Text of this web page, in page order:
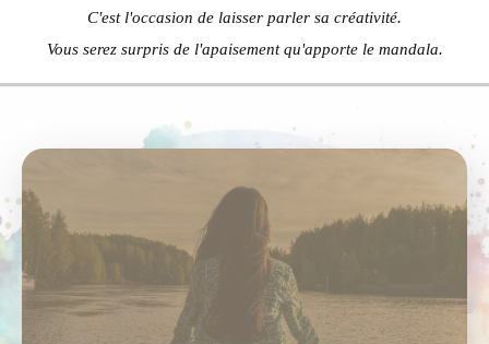
C'est l'occasion de laisser parler sa créativité.
Vous serez surpris de l'apaisement qu'apporte le mandala.